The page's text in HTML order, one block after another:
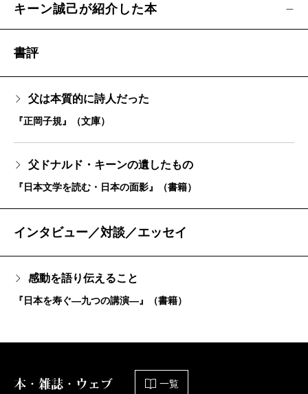
キーン誠己が紹介した本
書評
父は本質的に詩人だった
『正岡子規』（文庫）
父ドナルド・キーンの遺したもの
『日本文学を読む・日本の面影』（書籍）
インタビュー／対談／エッセイ
感動を語り伝えること
『日本を寿ぐ―九つの講演―』（書籍）
本・雑誌・ウェブ 一覧